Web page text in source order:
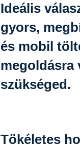
Ideális
gyors,
és mobil
megoldásra
szükséged.
Tökéletes